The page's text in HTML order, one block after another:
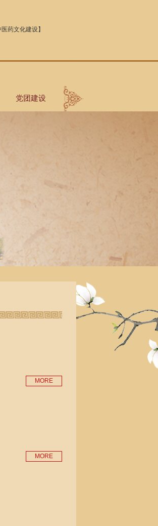
医药文化建设】
党团建设
MORE
MORE